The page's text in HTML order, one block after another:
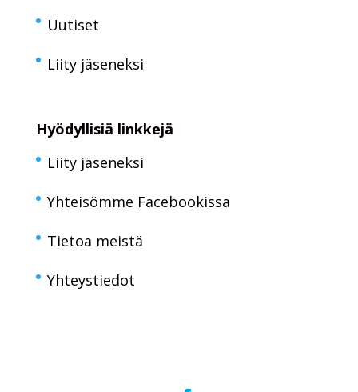
Uutiset
Liity jäseneksi
Hyödyllisiä linkkejä
Liity jäseneksi
Yhteisömme Facebookissa
Tietoa meistä
Yhteystiedot